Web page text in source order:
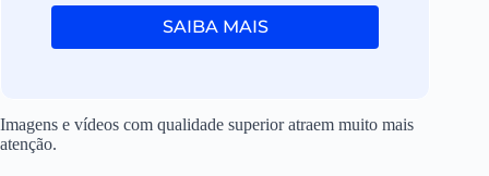
SAIBA MAIS
Imagens e vídeos com qualidade superior atraem muito mais
atenção.